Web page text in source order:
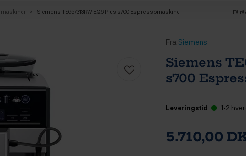
Siemens TE657313RW EQ6 Plus s700 Espressomaskine Få
Fra Siemens
Siemens
s700
Leveringstid 1-2
5.710,00